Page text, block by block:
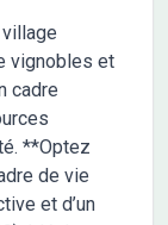
vignobles et
cadre
**Optez
de vie
et d’un